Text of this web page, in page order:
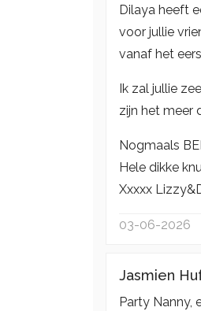
Dilaya heeft
voor jullie
vanaf het
Ik zal jullie
zijn het meer
Nogmaals
Hele dikke
Xxxxx
03-06-2026
Jasmien
Party Nanny,